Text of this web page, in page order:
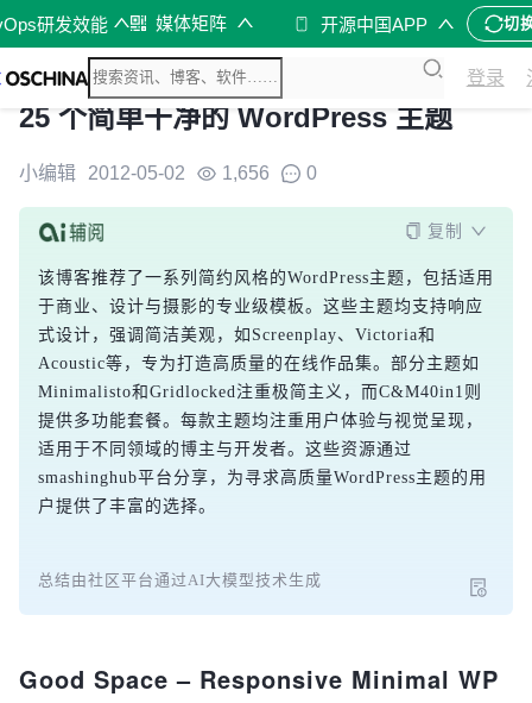
研发效能 媒体矩阵 开源中国APP 切
登录
25 个简单干净的 WordPress 主题
小编辑 2012-05-02 1,656 0
复制
该博客推荐了一系列简约风格的WordPress主题，包括适用
于商业、设计与摄影的专业级模板。这些主题均支持响应
式设计，强调简洁美观，如Screenplay、Victoria和
Acoustic等，专为打造高质量的在线作品集。部分主题如
Minimalisto和Gridlocked注重极简主义，而C&M40in1则
提供多功能套餐。每款主题均注重用户体验与视觉呈现，
适用于不同领域的博主与开发者。这些资源通过
smashinghub平台分享，为寻求高质量WordPress主题的用
户提供了丰富的选择。
总结由社区平台通过AI大模型技术生成
Good Space – Responsive Minimal WP